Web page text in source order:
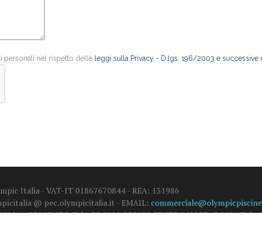
personali nel rispetto delle leggi sulla Privacy - D.lgs. 196/2003 e successive
Italia - VAT-IT 01867670844 - REA: 131986
@ pec.olympicitalia.it - EMAIL:
- AGRIGENTO Tel. +39 0922 855955 CENTRO NORD: ROMA